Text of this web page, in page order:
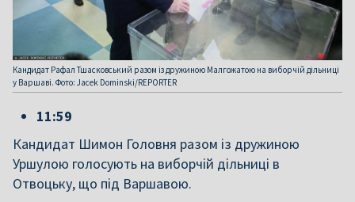
Кандидат Рафал Тшасковський разом із дружиною Малгожатою на виборчій дільниці
у Варшаві. Фото: Jacek Dominski/REPORTER
11:59
Кандидат Шимон Головня разом із дружиною
Уршулою голосують на виборчій дільниці в
Отвоцьку, що під Варшавою.